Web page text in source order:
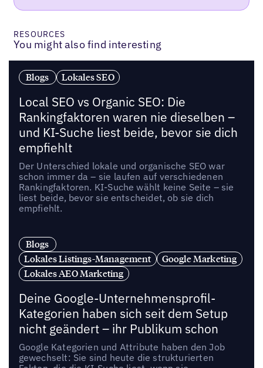
RESOURCES
You might also find interesting
Blogs Lokales SEO
Local SEO vs Organic SEO: Die
Rankingfaktoren waren nie dieselben –
und KI-Suche liest beide, bevor sie dich
empfiehlt
Der Unterschied lokale und organische SEO war
schon immer da – sie laufen auf verschiedenen
Rankingfaktoren. KI-Suche wählt keine Seite – sie
liest beide, bevor sie entscheidet, ob sie dich
empfiehlt.
Blogs
Lokales Listings-Management
Google Marketing
Lokales AEO Marketing
Deine Google-Unternehmensprofil-
Kategorien haben sich seit dem Setup
nicht geändert – ihr Publikum schon
Google Kategorien und Attribute haben den Job
gewechselt: Sie sind heute die strukturierten